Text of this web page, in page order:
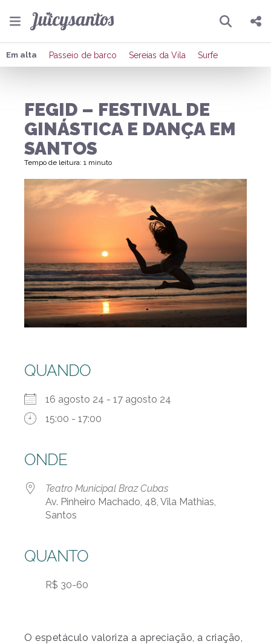
Pesquisar
Compartilhar
Enviar por Whatsapp
Publicar no Facebook
Em alta Passeio de barco Sereias da Vila Surfe
FEGID – FESTIVAL DE
GINÁSTICA E DANÇA EM
SANTOS
Tempo de leitura: 1 minuto
QUANDO
16 agosto 24 - 17 agosto 24
15:00 - 17:00
ONDE
Teatro Municipal Braz Cubas
Av. Pinheiro Machado, 48, Vila Mathias,
Santos
QUANTO
R$ 30-60
O espetáculo valoriza a apreciação, a criação,